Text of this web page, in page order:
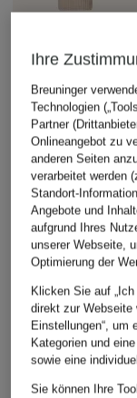
darling harbour
Strickjacke aus
Cashmere
169,99 €
Ihre
Breuninger
Technologien
Partner
Onlineangebot zu
anderen Seiten
verarbeitet werden
Standort-
Angebote und
aufgrund Ihres
unserer Webseite,
Optimierung der
Klicken Sie auf
direkt zur Webseite
Einstellungen“, um
Kategorien und
sowie eine
Sie können Ihre